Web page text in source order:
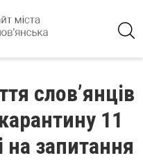
слов’янців
11
на запитання